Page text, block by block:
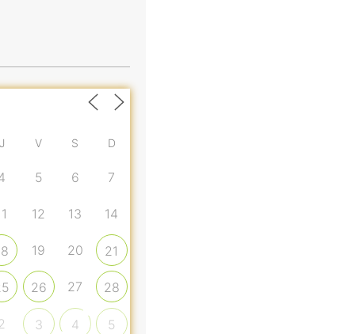
J V S D
5 6 7
12 13 14
19 20 21
26 27 28
2 3 4 5